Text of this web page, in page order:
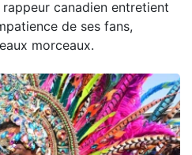
canadien entretient
de ses fans,
morceaux.